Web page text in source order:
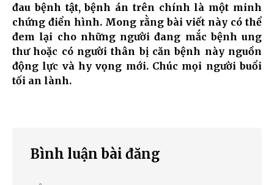
đau bệnh tật, bệnh án trên chính là một minh
chứng điển hình. Mong rằng bài viết này có thể
đem lại cho những người đang mắc bệnh ung
thư hoặc có người thân bị căn bệnh này nguồn
động lực và hy vọng mới. Chúc mọi người buổi
tối an lành.
Bình luận bài đăng